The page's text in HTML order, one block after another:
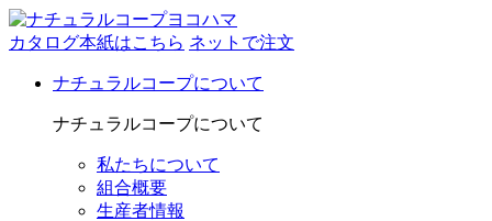
カタログ本紙はこちら ネットで注文
ナチュラルコープについて
ナチュラルコープについて
私たちについて
組合概要
生産者情報